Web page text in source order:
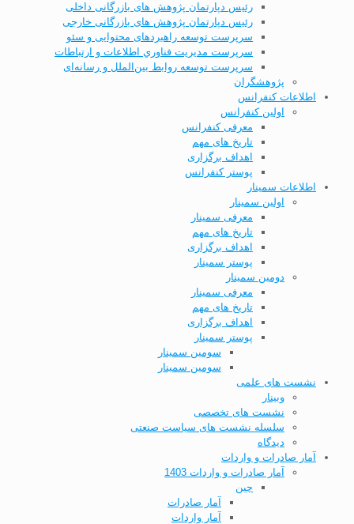
رئیس دپارتمان پژوهش های بازرگانی داخلی
رئیس دپارتمان پژوهش های بازرگانی خارجی
سرپرست توسعه راهبردهای محتوایی و سئو
سرپرست مديریت فناوري اطلاعات و ارتباطات
سرپرست توسعه روابط بین‌الملل و رسانه‌ای
پژوهشگران
اطلاعات کنفرانس
اولین کنفرانس
معرفی کنفرانس
تاریخ های مهم
اهداف برگزاری
پوستر کنفرانس
اطلاعات سمینار
اولین سمینار
معرفی سمینار
تاریخ های مهم
اهداف برگزاری
پوستر سمینار
دومین سمینار
معرفی سمینار
تاریخ های مهم
اهداف برگزاری
پوستر سمینار
سومین سمینار
سومین سمینار
نشست های علمی
وبینار
نشست های تخصصی
سلسله نشست های سیاست صنعتی
دیدگاه
آمار صادرات و واردات
آمار صادرات و واردات 1403
چین
آمار صادرات
آمار واردات